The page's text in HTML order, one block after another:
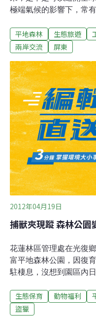
極端氣候的影響下，常
重的傷害，在風災之後
入災區的環境整理工作
東等村落，紛紛透過不
灣藍色東港溪保育協會
可能合作的場域，幸運
塊平地森林，地主自力
過上百種的物種，更是
藍色東港溪保育協會的
打造環境教育中心，希
樣性的場域，用建設社
境的連結。在進行「森
平地森林 生態旅遊
兩岸交流
屏東
2012年04月19日
捕獸夾現蹤 森林公園
花蓮林區管理處在光復
富平地森林公園，因復
駐棲息，沒想到園區內
找到2個捕獸夾，林管
公園區內發現捕獸夾的
生態保育 動物福利
盜獵